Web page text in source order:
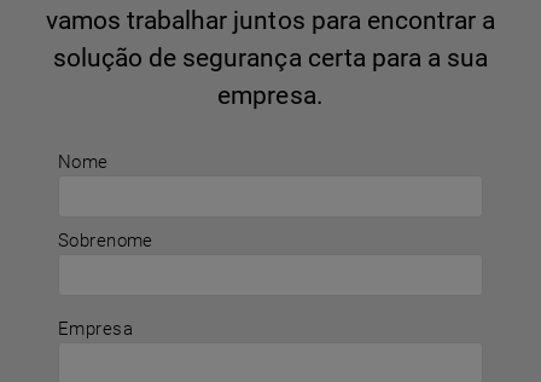
Nome
Sobrenome
Empresa
vamos trabalhar juntos para encontrar a
solução de segurança certa para a sua
empresa.